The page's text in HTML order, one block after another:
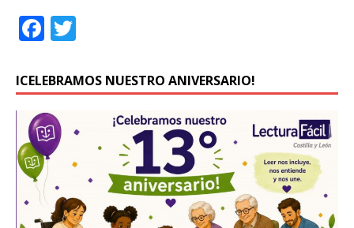
F
c
e
b
o
o
k
it
te
r
ICELEBRAMOS NUESTRO ANIVERSARIO!